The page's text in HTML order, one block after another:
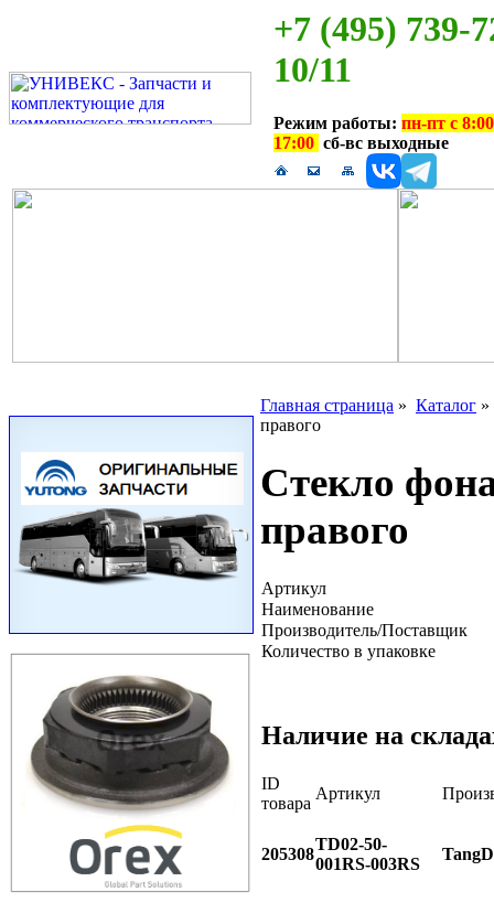
+7 (495) 739-
10/11
Режим работы: пн-пт с
17:00 сб-вс выходные
Главная страница » Каталог
правого
Стекло
правого
Артикул
Наименование
Производитель/Поставщик
Количество в упаковке
Наличие на
ID
товара
Артикул
205308
TD02-50-
001RS-003RS